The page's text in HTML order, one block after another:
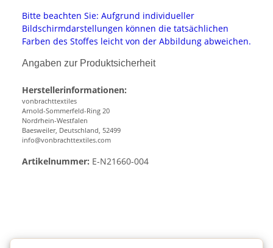
Bitte beachten Sie: Aufgrund individueller
Bildschirmdarstellungen können die tatsächlichen
Farben des Stoffes leicht von der Abbildung abweichen.
Angaben zur Produktsicherheit
Herstellerinformationen:
vonbrachttextiles
Arnold-Sommerfeld-Ring 20
Nordrhein-Westfalen
Baesweiler, Deutschland, 52499
info@vonbrachttextiles.com
Artikelnummer: E-N21660-004